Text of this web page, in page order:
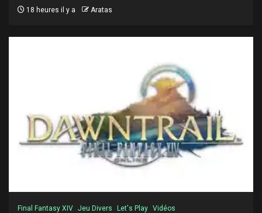
18 heures il y a Aratas
Final Fantasy XIV Jeu Divers Let's Play Vidéos